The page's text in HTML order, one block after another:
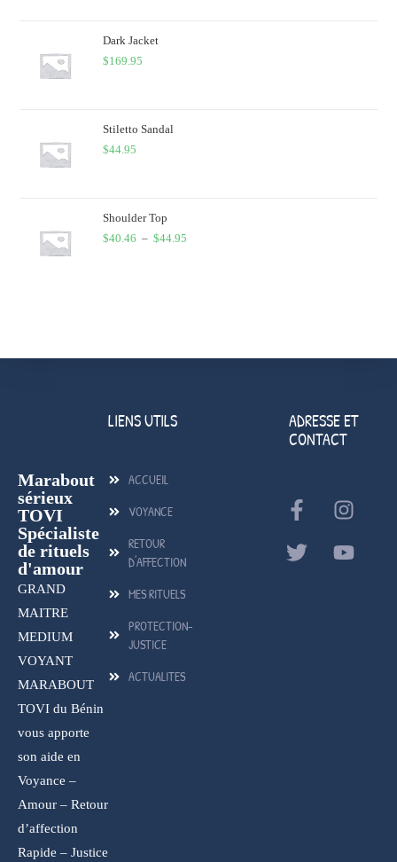
Dark Jacket
$169.95
Stiletto Sandal
$44.95
Shoulder Top
$40.46 – $44.95
Marabout
sérieux
TOVI
Spécialiste
de rituels
d'amour
GRAND
MAITRE
MEDIUM
VOYANT
MARABOUT
TOVI du Bénin
vous apporte
son aide en
Voyance –
Amour – Retour
d’affection
Rapide – Justice
LIENS UTILS
ACCUEIL
VOYANCE
RETOUR
D'AFFECTION
MES RITUELS
PROTECTION-
JUSTICE
ACTUALITES
ADRESSE ET
CONTACT